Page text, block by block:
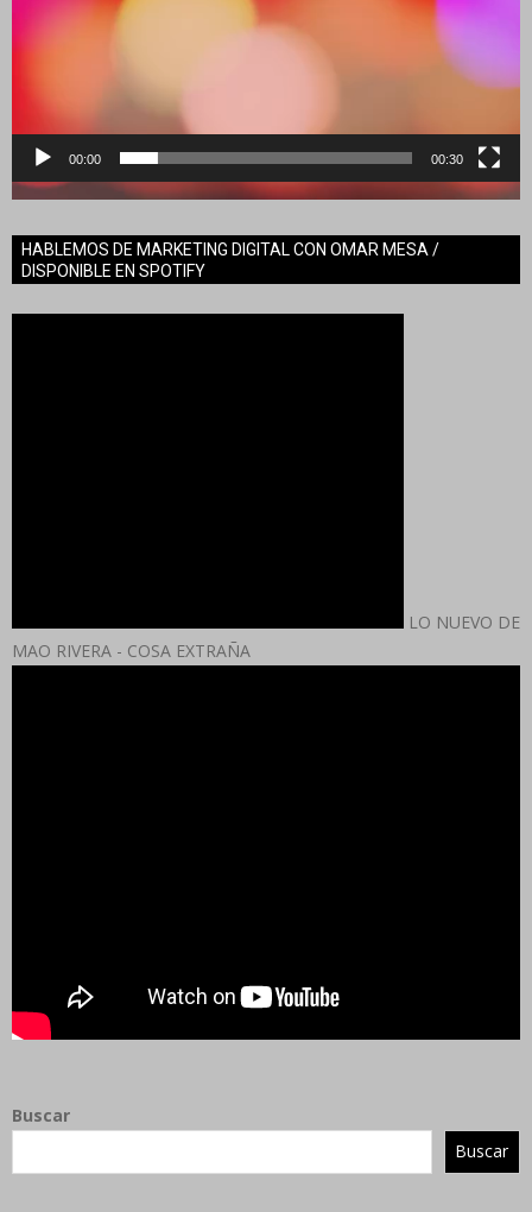
00:00 00:30
HABLEMOS DE MARKETING DIGITAL CON OMAR MESA /
DISPONIBLE EN SPOTIFY
LO NUEVO DE
MAO RIVERA - COSA EXTRAÑA
Buscar
Buscar